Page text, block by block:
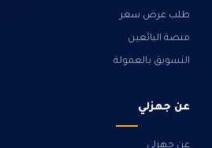
طلب عرض سعر
منصة البائعين
التسويق بالعمولة
عن جهزلي
عن جهزلي